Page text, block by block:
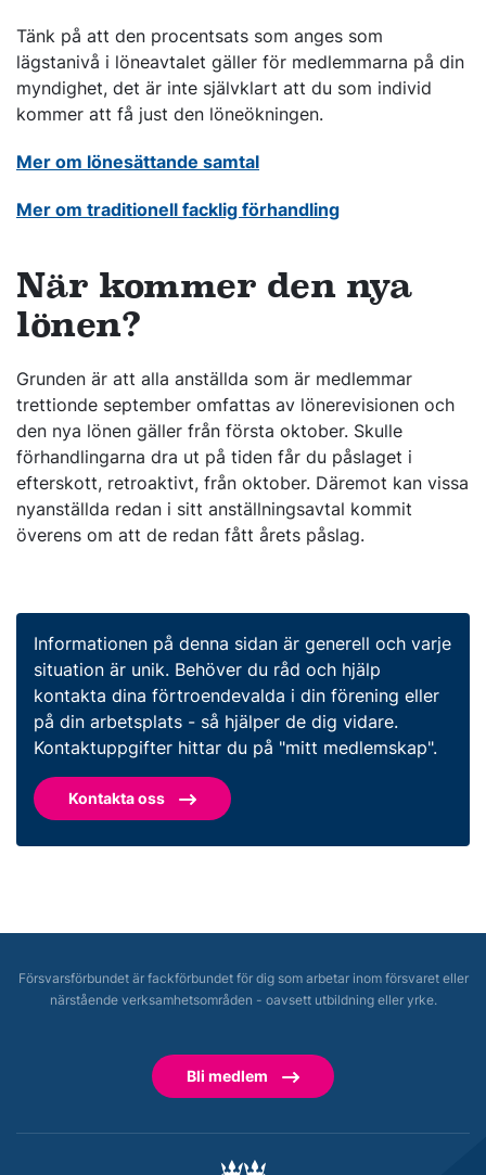
Tänk på att den procentsats som anges som
lägstanivå i löneavtalet gäller för medlemmarna på din
myndighet, det är inte självklart att du som individ
kommer att få just den löneökningen.
Mer om lönesättande samtal
Mer om traditionell facklig förhandling
När kommer den nya
lönen?
Grunden är att alla anställda som är medlemmar
trettionde september omfattas av lönerevisionen och
den nya lönen gäller från första oktober. Skulle
förhandlingarna dra ut på tiden får du påslaget i
efterskott, retroaktivt, från oktober. Däremot kan vissa
nyanställda redan i sitt anställningsavtal kommit
överens om att de redan fått årets påslag.
Informationen på denna sidan är generell och varje
situation är unik. Behöver du råd och hjälp
kontakta dina förtroendevalda i din förening eller
på din arbetsplats - så hjälper de dig vidare.
Kontaktuppgifter hittar du på "mitt medlemskap".
Kontakta oss
Försvarsförbundet är fackförbundet för dig som arbetar inom försvaret eller
närstående verksamhetsområden - oavsett utbildning eller yrke.
Bli medlem